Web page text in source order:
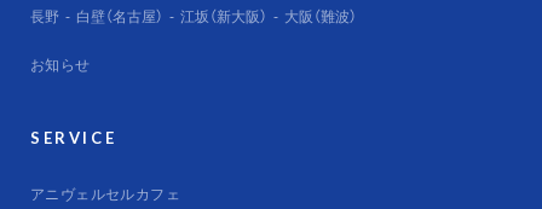
長野
白壁（名古屋） 江坂（新大阪） 大阪（難波）
お知らせ
SERVICE
アニヴェルセルカフェ